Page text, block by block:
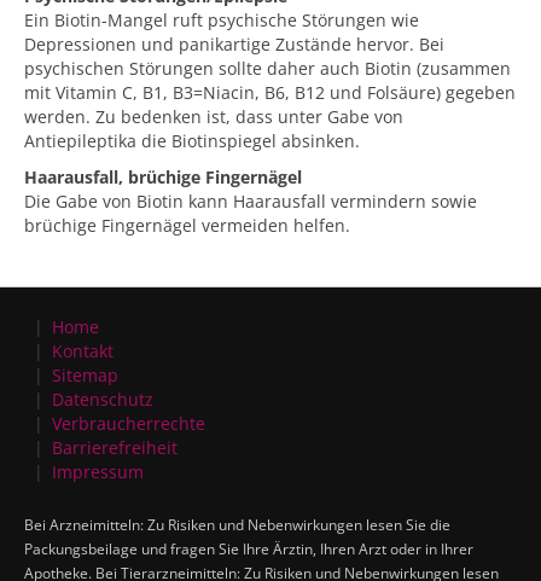
Ein Biotin-Mangel ruft psychische Störungen wie
Depressionen und panikartige Zustände hervor. Bei
psychischen Störungen sollte daher auch Biotin (zusammen
mit Vitamin C, B1, B3=Niacin, B6, B12 und Folsäure) gegeben
werden. Zu bedenken ist, dass unter Gabe von
Antiepileptika die Biotinspiegel absinken.
Haarausfall, brüchige Fingernägel
Die Gabe von Biotin kann Haarausfall vermindern sowie
brüchige Fingernägel vermeiden helfen.
Home
Kontakt
Sitemap
Datenschutz
Verbraucherrechte
Barrierefreiheit
Impressum
Bei Arzneimitteln: Zu Risiken und Nebenwirkungen lesen Sie die
Packungsbeilage und fragen Sie Ihre Ärztin, Ihren Arzt oder in Ihrer
Apotheke. Bei Tierarzneimitteln: Zu Risiken und Nebenwirkungen lesen